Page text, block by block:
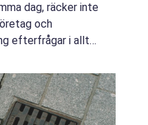
dag, räcker inte
och
efterfrågar i allt
Här